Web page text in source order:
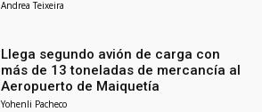
Andrea Teixeira
Llega segundo avión de carga con
más de 13 toneladas de mercancía al
Aeropuerto de Maiquetía
Yohenli Pacheco